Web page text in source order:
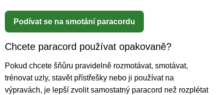
Podívat se na smotání paracordu
Chcete paracord používat opakovaně?
Pokud chcete šňůru pravidelně rozmotávat, smotávat,
trénovat uzly, stavět přístřešky nebo ji používat na
výpravách, je lepší zvolit samostatný paracord než rozplétat